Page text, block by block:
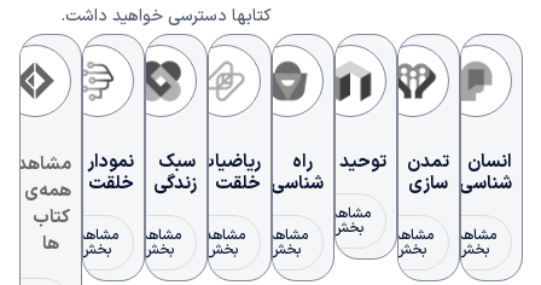
کتابها دسترسی خواهید داشت.
انسان
شناسی
مشاهده
بخش
تمدن
سازی
مشاهده
بخش
توحید
مشاهده
بخش
راه
شناسی
مشاهده
بخش
ریاضیات
خلقت
مشاهده
بخش
سبک
زندگی
مشاهده
بخش
نمودار
خلقت
مشاهده
بخش
مشاهده
همه‌ی
کتاب
ها